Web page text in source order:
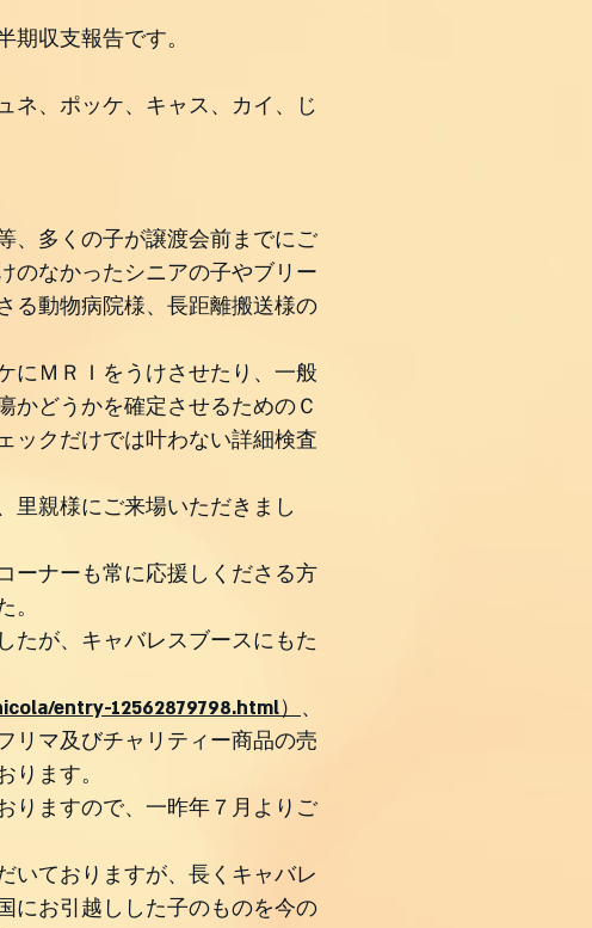
収支報告です。
ネ、ポッケ、キャス、カイ、じ
、多くの子が譲渡会前までにご
のなかったシニアの子やブリー
る動物病院様、長距離搬送様の
にＭＲＩをうけさせたり、一般
かどうかを確定させるためのＣ
ックだけでは叶わない詳細検査
里親様にご来場いただきまし
ーナーも常に応援しくださる方
たが、キャバレスブースにもた
entry-12562879798.html） 、
リマ及びチャリティー商品の売
ます。
りますので、一昨年７月よりご
いておりますが、長くキャバレ
にお引越しした子のものを今の